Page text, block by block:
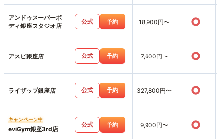
アンドゥスーパーボ
ディ銀座スタジオ店
公式 予約 18,900円〜 ○
アスピ銀座店 公式 予約 7,600円〜 ○
ライザップ銀座店 公式 予約 327,800円〜 ○
キャンペーン中
eviGym銀座3rd店
公式 予約 9,900円〜 ○